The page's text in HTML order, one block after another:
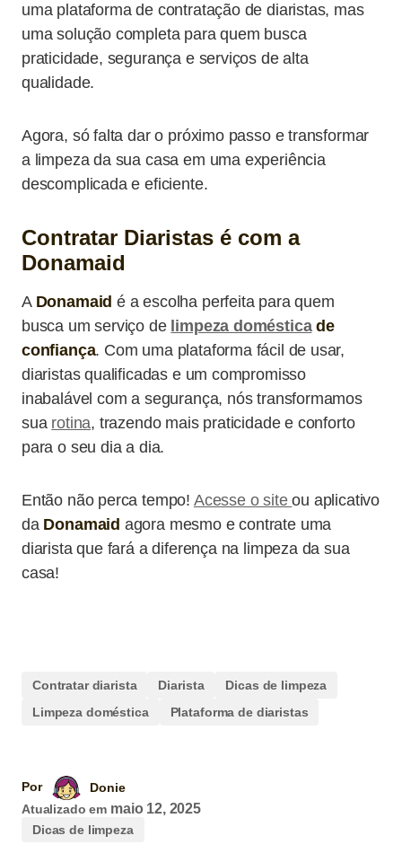
uma plataforma de contratação de diaristas, mas
uma solução completa para quem busca
praticidade, segurança e serviços de alta
qualidade.
Agora, só falta dar o próximo passo e transformar
a limpeza da sua casa em uma experiência
descomplicada e eficiente.
Contratar Diaristas é com a
Donamaid
A Donamaid é a escolha perfeita para quem
busca um serviço de limpeza domésticade
confiança. Com uma plataforma fácil de usar,
diaristas qualificadas e um compromisso
inabalável com a segurança, nós transformamos
sua rotina, trazendo mais praticidade e conforto
para o seu dia a dia.
Então não perca tempo! Acesse o siteou aplicativo
da Donamaid agora mesmo e contrate uma
diarista que fará a diferença na limpeza da sua
casa!
Contratar diarista Diarista
Dicas de limpeza
Limpeza doméstica
Plataforma de diaristas
Por
Donie
Atualizado em maio 12, 2025
Dicas de limpeza